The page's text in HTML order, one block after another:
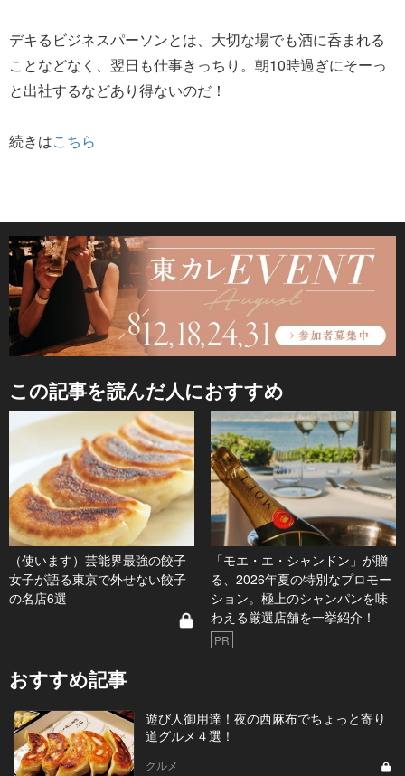
デキるビジネスパーソンとは、大切な場でも酒に呑まれる
ことなどなく、翌日も仕事きっちり。朝10時過ぎにそーっ
と出社するなどあり得ないのだ！
続きはこちら
この記事を読んだ人におすすめ
（使います）芸能界最強の餃子
女子が語る東京で外せない餃子
の名店6選
「モエ・エ・シャンドン」が贈
る、2026年夏の特別なプロモー
ション。極上のシャンパンを味
わえる厳選店舗を一挙紹介！
PR
おすすめ記事
遊び人御用達！夜の西麻布でちょっと寄り
道グルメ４選！
グルメ